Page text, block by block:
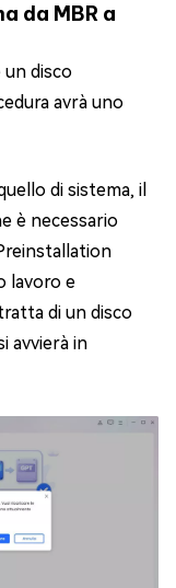
da MBR a
un disco
avrà uno
di sistema, il
è necessario
lavoro e
di un disco
avvierà in